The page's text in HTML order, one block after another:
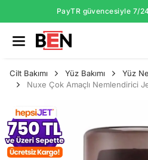
PayTR güvencesiyle 7/
Cilt Bakımı Yüz Bakımı
Yüz
Nuxe Çok Amaçlı Nemlendirici